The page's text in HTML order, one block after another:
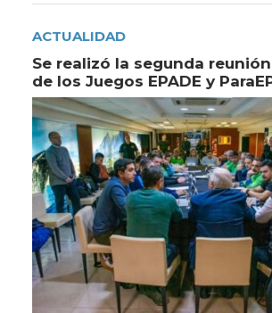
ACTUALIDAD
Se realizó la segunda
de los Juegos EPADE y